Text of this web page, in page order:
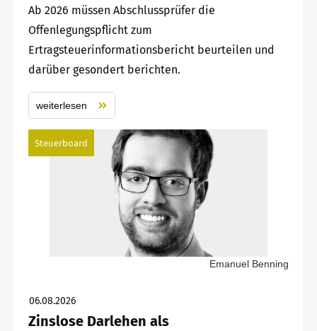
Ab 2026 müssen Abschlussprüfer die
Offenlegungspflicht zum
Ertragsteuerinformationsbericht beurteilen und
darüber gesondert berichten.
weiterlesen
Steuerboard
Emanuel Benning
06.08.2026
Zinslose Darlehen als